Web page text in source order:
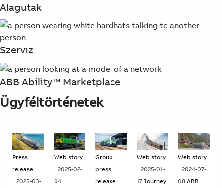
Alagutak
Szerviz
ABB Ability™ Marketplace
Ügyféltörténetek
Press
release
2025-03-
Web story
2025-02-
04
Group
press
release
Web story
2025-01-
17 Journey
Web story
2024-07-
08ABB